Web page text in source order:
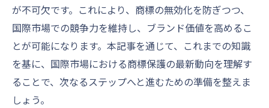
が不可欠です。これにより、商標の無効化を防ぎつつ、
国際市場での競争力を維持し、ブランド価値を高めるこ
とが可能になります。本記事を通じて、これまでの知識
を基に、国際市場における商標保護の最新動向を理解す
ることで、次なるステップへと進むための準備を整えま
しょう。